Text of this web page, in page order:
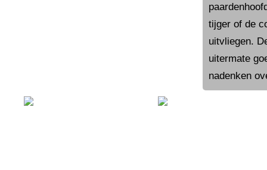
tijger of de
uitvliegen.
uitermate
nadenken